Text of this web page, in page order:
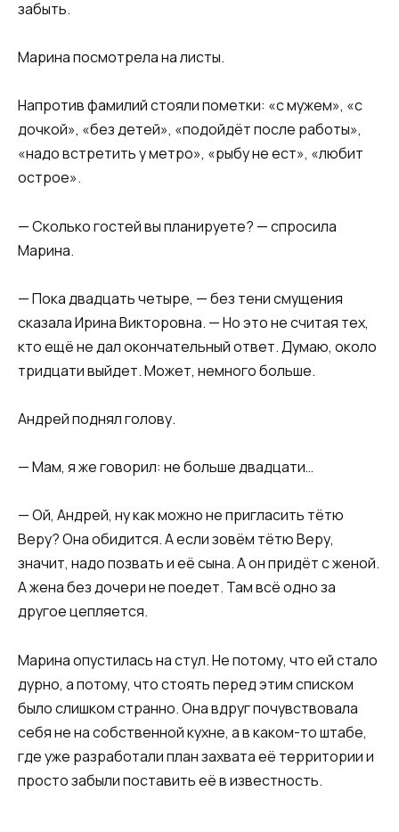
забыть.
Марина посмотрела на листы.
Напротив фамилий стояли пометки: «с мужем», «с
дочкой», «без детей», «подойдёт после работы»,
«надо встретить у метро», «рыбу не ест», «любит
острое».
— Сколько гостей вы планируете? — спросила
Марина.
— Пока двадцать четыре, — без тени смущения
сказала Ирина Викторовна. — Но это не считая тех,
кто ещё не дал окончательный ответ. Думаю, около
тридцати выйдет. Может, немного больше.
Андрей поднял голову.
— Мам, я же говорил: не больше двадцати…
— Ой, Андрей, ну как можно не пригласить тётю
Веру? Она обидится. А если зовём тётю Веру,
значит, надо позвать и её сына. А он придёт с женой.
А жена без дочери не поедет. Там всё одно за
другое цепляется.
Марина опустилась на стул. Не потому, что ей стало
дурно, а потому, что стоять перед этим списком
было слишком странно. Она вдруг почувствовала
себя не на собственной кухне, а в каком-то штабе,
где уже разработали план захвата её территории и
просто забыли поставить её в известность.